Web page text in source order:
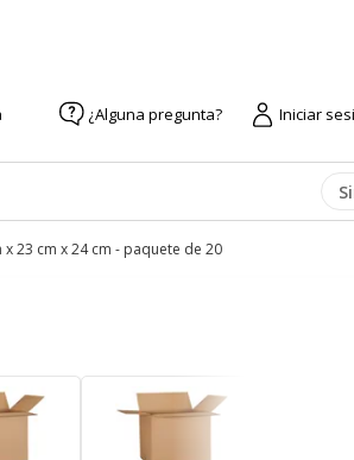
¿Alguna pregunta? Iniciar
23 cm x 24 cm - paquete de 20